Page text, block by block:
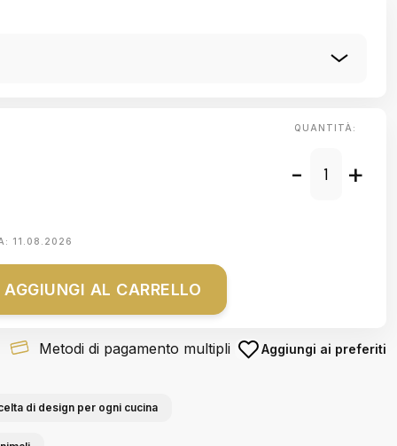
QUANTITÀ:
- +
11.08.2026
AGGIUNGI AL CARRELLO
Metodi di pagamento multipli Aggiungi ai preferiti
di design per ogni cucina